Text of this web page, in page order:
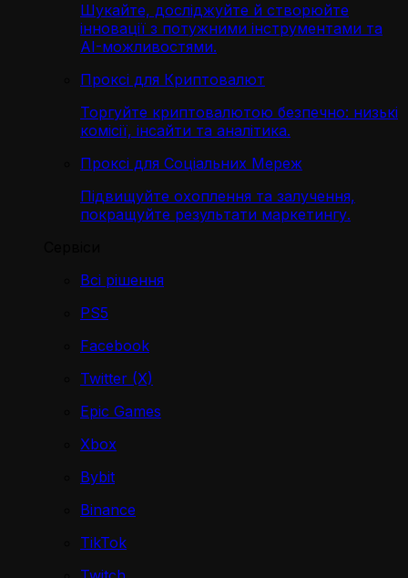
Шукайте, досліджуйте й створюйте
інновації з потужними інструментами та
AI-можливостями.
Проксі для Криптовалют
Торгуйте криптовалютою безпечно: низькі
комісії, інсайти та аналітика.
Проксі для Соціальних Мереж
Підвищуйте охоплення та залучення,
покращуйте результати маркетингу.
Всі рішення
PS5
Facebook
Twitter (X)
Epic Games
Xbox
Bybit
Binance
TikTok